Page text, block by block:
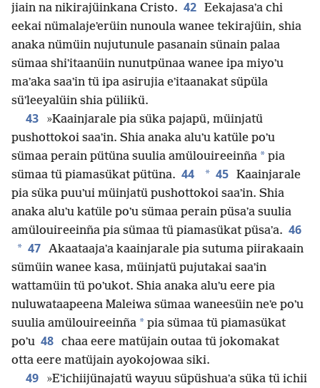
jiain na nikirajüinkana Cristo. 42 Eekajasaʼa chi
eekai nümalajeʼerüin nunoula wanee tekirajüin, shia
anaka nümüin nujutunule pasanain sünain palaa
sümaa shiʼitaanüin nunutpünaa wanee ipa miyoʼu
maʼaka saaʼin tü ipa asirujia eʼitaanakat süpüla
süʼleeyalüin shia püliikü.
43
»Kaainjarale pia süka pajapü, müinjatü
pushottokoi saaʼin. Shia anaka aluʼu katüle poʼu
sümaa perain pütüna suulia amülouireeinña * pia
sümaa tü piamasükat pütüna. 44 * 45 Kaainjarale
pia süka puuʼui müinjatü pushottokoi saaʼin. Shia
anaka aluʼu katüle poʼu sümaa perain püsaʼa suulia
amülouireeinña pia sümaa tü piamasükat püsaʼa. 46
* 47 Akaataajaʼa kaainjarale pia sutuma piirakaain
sümüin wanee kasa, müinjatü pujutakai saaʼin
wattamüin tü poʼukot. Shia anaka aluʼu eere pia
nuluwataapeena Maleiwa sümaa waneesüin neʼe poʼu
suulia amülouireeinña * pia sümaa tü piamasükat
poʼu 48 chaa eere matüjain outaa tü jokomakat
otta eere matüjain ayokojowaa siki.
49
»Eʼichiijünajatü wayuu süpüshuaʼa süka tü ichii